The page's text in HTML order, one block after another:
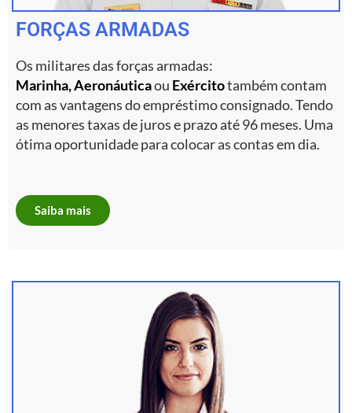
FORÇAS ARMADAS
Os militares das forças armadas:
Marinha,Aeronáuticaou Exércitotambém contam
com as vantagens do empréstimo consignado. Tendo
as menores taxas de juros e prazo até 96 meses. Uma
ótima oportunidade para colocar as contas em dia.
Saiba mais